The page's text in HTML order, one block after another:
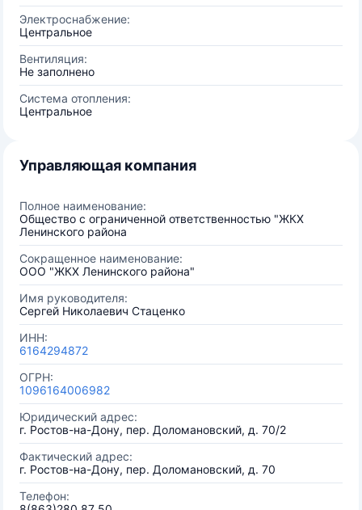
Электроснабжение:
Центральное
Вентиляция:
Не заполнено
Система отопления:
Центральное
Управляющая компания
Полное наименование:
Общество с ограниченной ответственностью "ЖКХ
Ленинского района
Сокращенное наименование:
ООО "ЖКХ Ленинского района"
Имя руководителя:
Сергей Николаевич Стаценко
ИНН:
6164294872
ОГРН:
1096164006982
Юридический адрес:
г. Ростов-на-Дону, пер. Доломановский, д. 70/2
Фактический адрес:
г. Ростов-на-Дону, пер. Доломановский, д. 70
Телефон: